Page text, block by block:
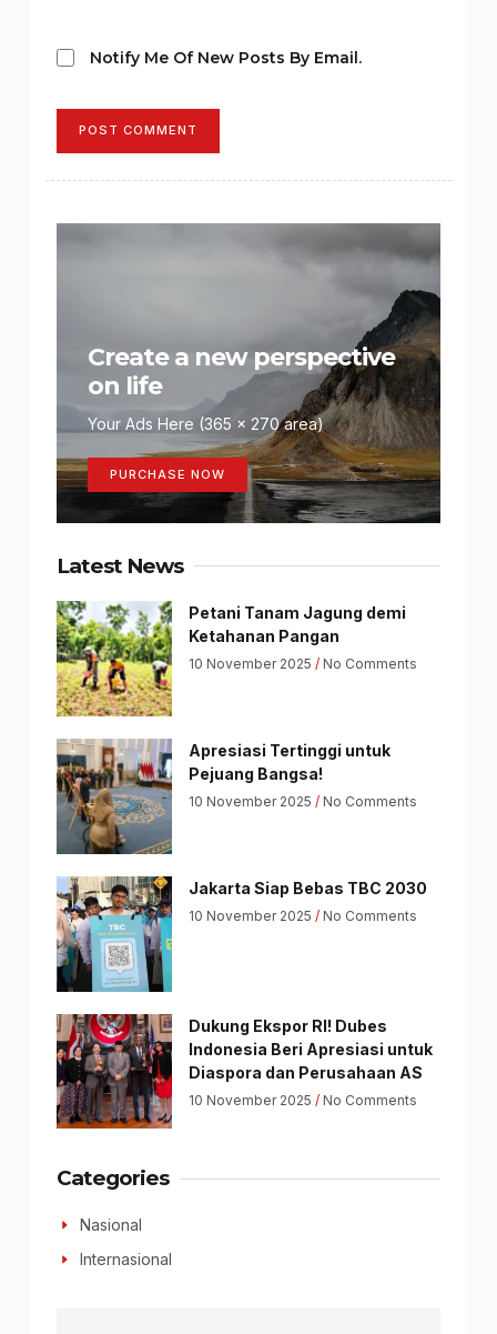
Notify Me Of New Posts By Email.
POST COMMENT
Create a new perspective
on life
Your Ads Here (365 x 270 area)
PURCHASE NOW
Latest News
Petani Tanam Jagung demi
Ketahanan Pangan
10 November 2025 No Comments
Apresiasi Tertinggi untuk
Pejuang Bangsa!
10 November 2025 No Comments
Jakarta Siap Bebas TBC 2030
10 November 2025 No Comments
Dukung Ekspor RI! Dubes
Indonesia Beri Apresiasi untuk
Diaspora dan Perusahaan AS
10 November 2025 No Comments
Categories
Nasional
Internasional